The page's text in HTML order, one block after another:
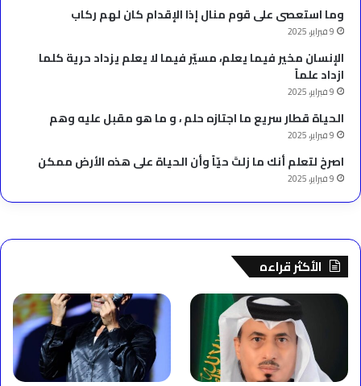
وما استعصى على قوم منال إذا الإقدام كان لهم ركاب
9 فبراير، 2025
الإنسان مخير فيما يعلم، مسيّر فيما لا يعلم يزداد حرية كلما
ازداد علماً
9 فبراير، 2025
الحياة قطار سريع ما اجتازه حلم ، و ما هو مقبل عليه وهم
9 فبراير، 2025
‫اصرخ لتعلم أنك ما زلتَ حيّاً وأن الحياة على هذه الأرض ممكن
9 فبراير، 2025
الأكثر قراءه